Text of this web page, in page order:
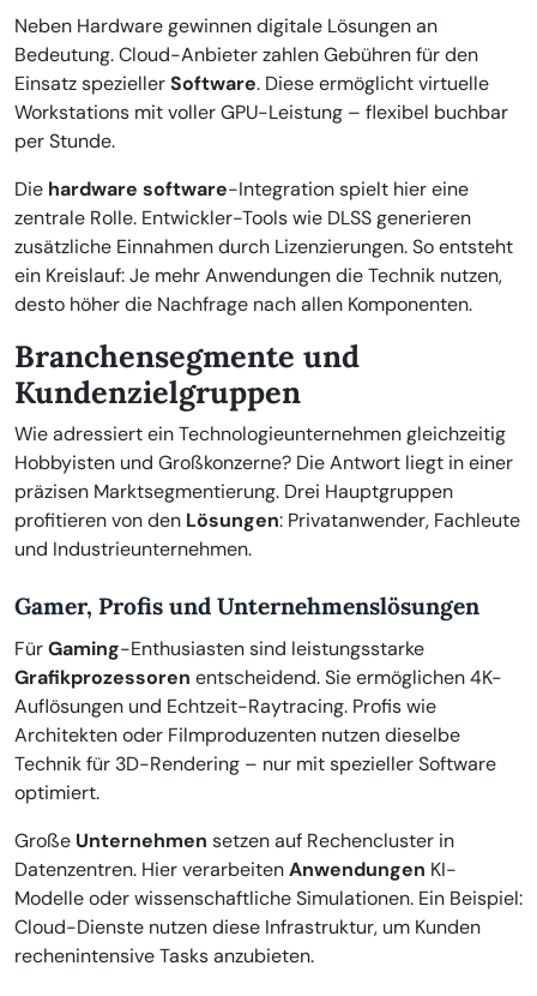
Neben Hardware gewinnen digitale Lösungen an
Bedeutung. Cloud-Anbieter zahlen Gebühren für den
Einsatz speziellerSoftware. Diese ermöglicht virtuelle
Workstations mit voller GPU-Leistung – flexibel buchbar
per Stunde.
Die hardware software-Integration spielt hier eine
zentrale Rolle. Entwickler-Tools wie DLSS generieren
zusätzliche Einnahmen durch Lizenzierungen. So entsteht
ein Kreislauf: Je mehr Anwendungen die Technik nutzen,
desto höher die Nachfrage nach allen Komponenten.
Branchensegmente und
Kundenzielgruppen
Wie adressiert ein Technologieunternehmen gleichzeitig
Hobbyisten und Großkonzerne? Die Antwort liegt in einer
präzisen Marktsegmentierung. Drei Hauptgruppen
profitieren von den Lösungen: Privatanwender, Fachleute
und Industrieunternehmen.
Gamer, Profis und Unternehmenslösungen
FürGaming-Enthusiasten sind leistungsstarke
Grafikprozessoren entscheidend. Sie ermöglichen 4K-
Auflösungen und Echtzeit-Raytracing. Profis wie
Architekten oder Filmproduzenten nutzen dieselbe
Technik für 3D-Rendering – nur mit spezieller Software
optimiert.
Große Unternehmen setzen auf Rechencluster in
Datenzentren. Hier verarbeitenAnwendungen KI-
Modelle oder wissenschaftliche Simulationen. Ein Beispiel:
Cloud-Dienste nutzen diese Infrastruktur, um Kunden
rechenintensive Tasks anzubieten.